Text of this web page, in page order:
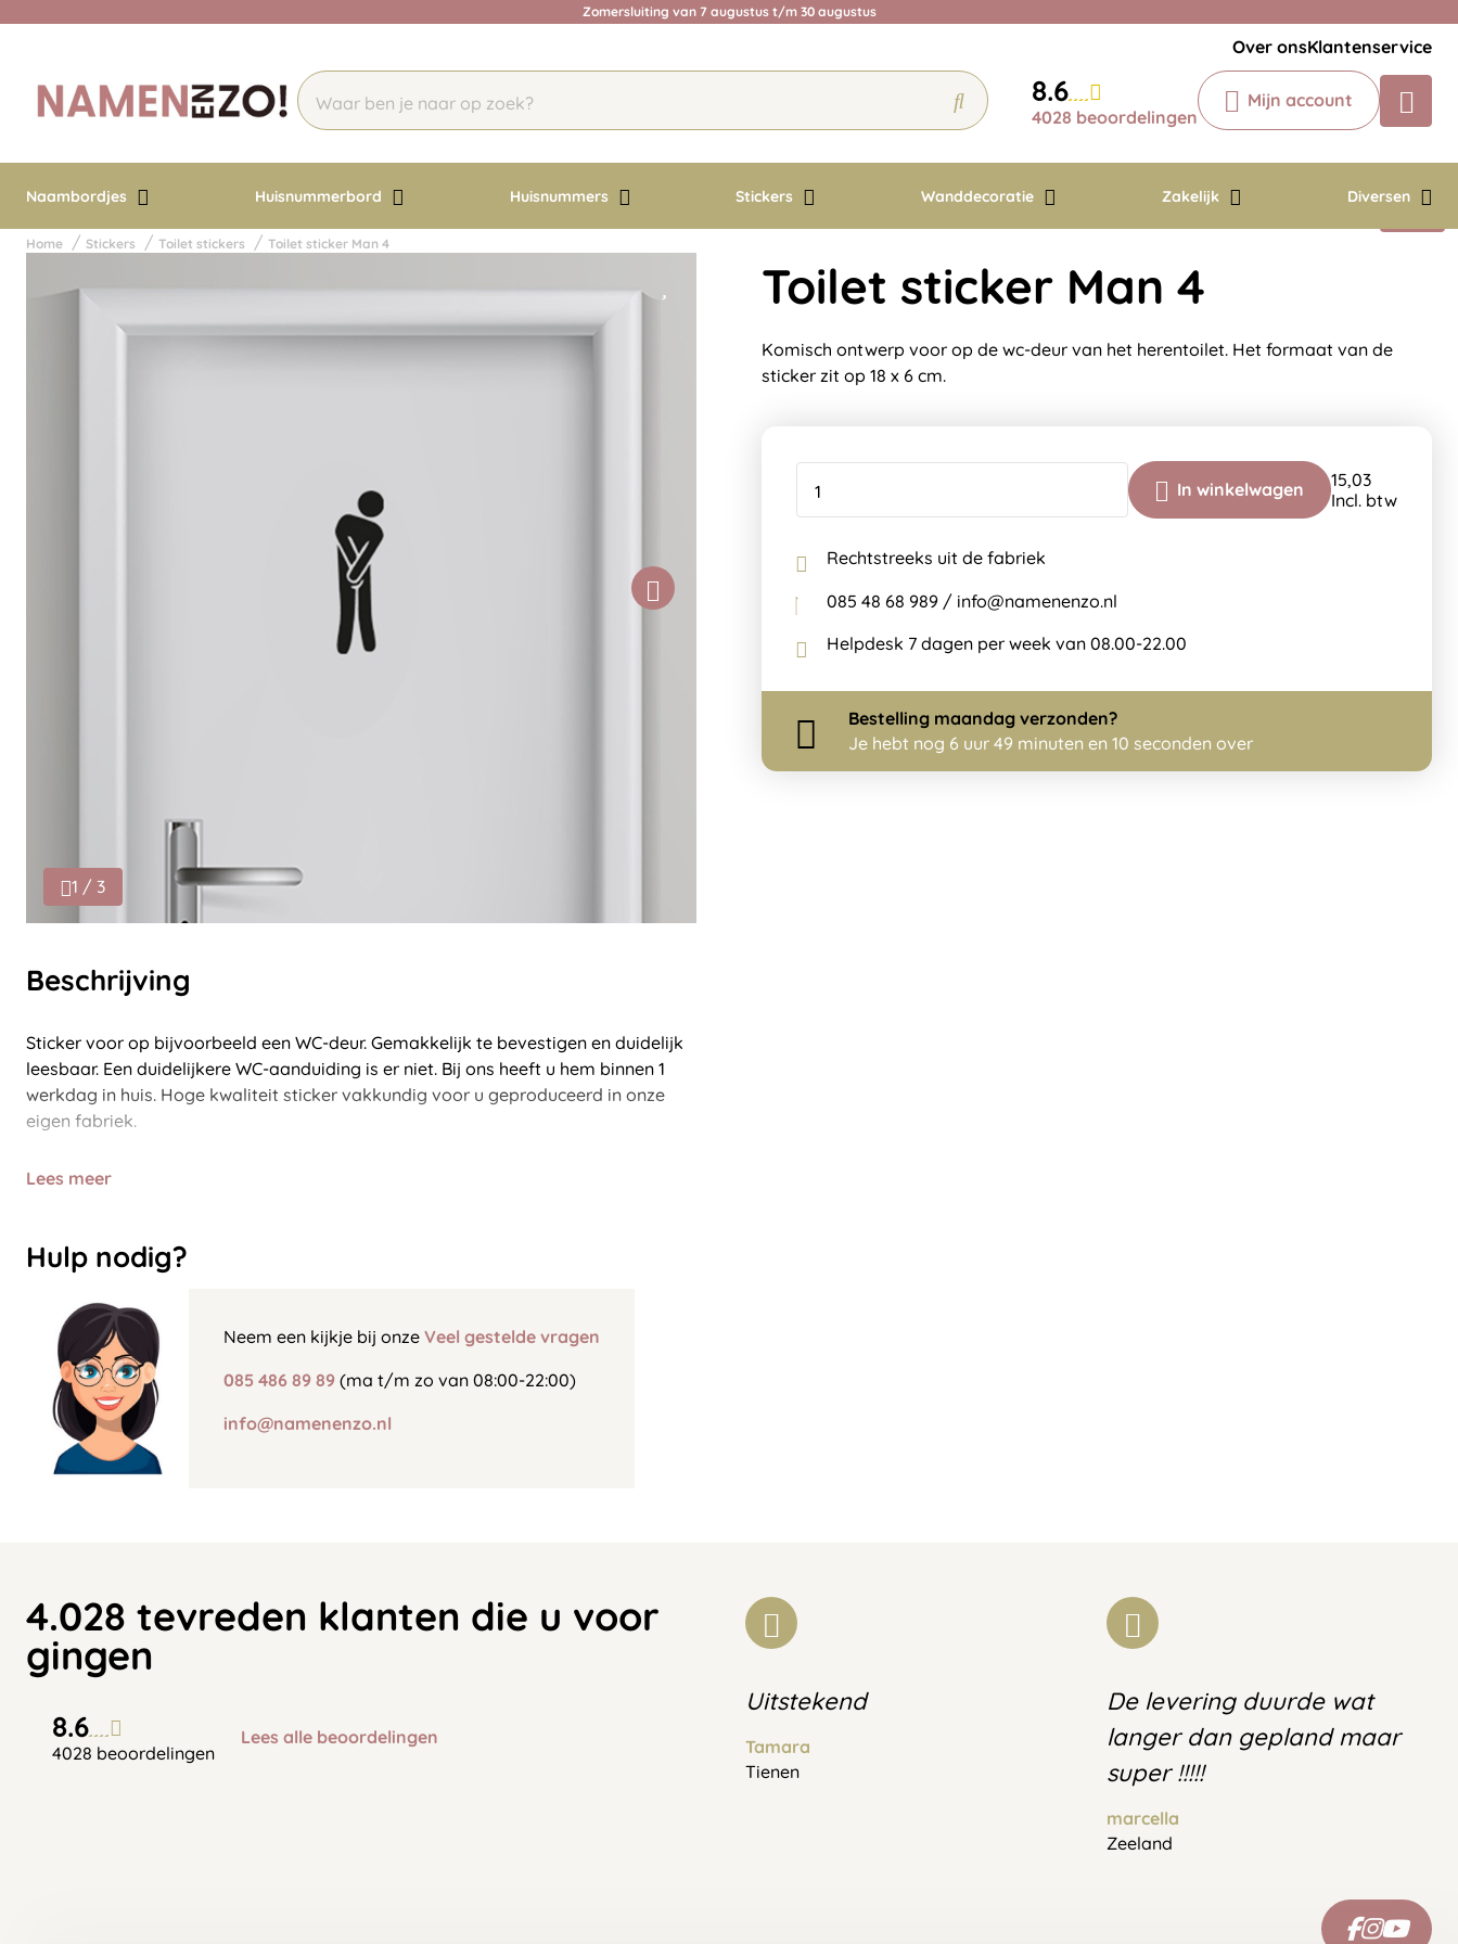
Zomersluiting van 7 augustus t/m 30 augustus
Over onsKlantenservice
8.6
4028 beoordelingen
Mijn account
Naambordjes Huisnummerbord Huisnummers Stickers Wanddecoratie Zakelijk Diversen
Chatbot
Chat 24/7 met onze chatbot voor
Contact
Home Stickers Toilet stickers Toilet sticker Man 4
1 / 3
Beschrijving
Sticker voor op bijvoorbeeld een WC-deur. Gemakkelijk te bevestigen en duidelijk
leesbaar. Een duidelijkere WC-aanduiding is er niet. Bij ons heeft u hem binnen 1
werkdag in huis. Hoge kwaliteit sticker vakkundig voor u geproduceerd in onze
eigen fabriek.
Lees meer
Hulp nodig?
Neem een kijkje bij onze Veel gestelde vragen
085 486 89 89 (ma t/m zo van 08:00-22:00)
info@namenenzo.nl
Toilet sticker Man 4
Komisch ontwerp voor op de wc-deur van het herentoilet. Het formaat van de
sticker zit op 18 x 6 cm.
In winkelwagen
15,03
Incl. btw
Rechtstreeks uit de fabriek
085 48 68 989 / info@namenenzo.nl
Helpdesk 7 dagen per week van 08.00-22.00
Bestelling maandag verzonden?
Je hebt nog 6 uur 49 minuten en 10 seconden over
4.028 tevreden klanten die u voor
gingen
8.6
4028 beoordelingen
Lees alle beoordelingen
Uitstekend
Tamara
Tienen
De levering duurde wat
langer dan gepland maar
super !!!!!
marcella
Zeeland